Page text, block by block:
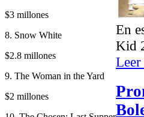
$3 millones
8. Snow White
$2.8 millones
9. The Woman in the Yard
$2 millones
En
Kid
Leer